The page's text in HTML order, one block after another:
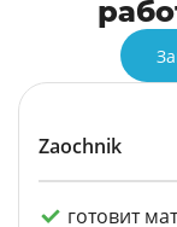
Zaochnik
готовит